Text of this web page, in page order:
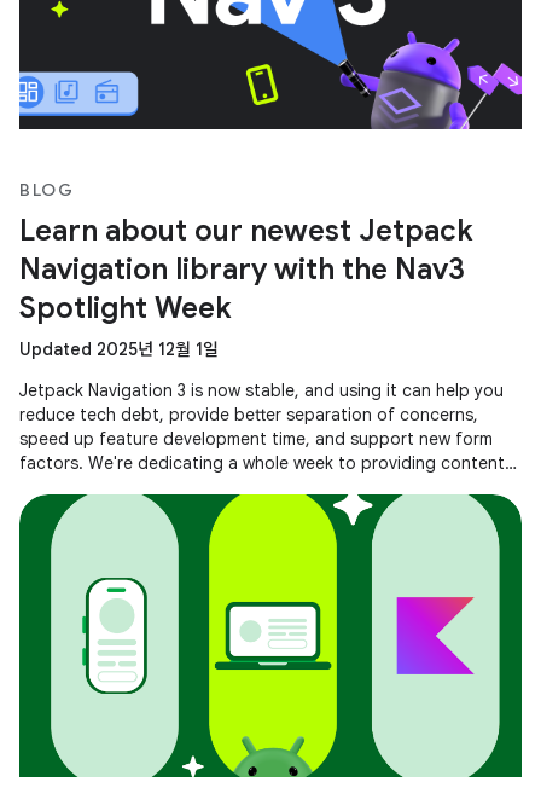
BLOG
Learn about our newest Jetpack
Navigation library with the Nav3
Spotlight Week
Updated 2025년 12월 1일
Jetpack Navigation 3 is now stable, and using it can help you
reduce tech debt, provide better separation of concerns,
speed up feature development time, and support new form
factors. We're dedicating a whole week to providing content